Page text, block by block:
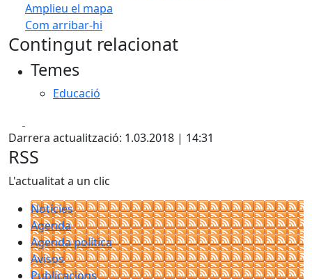
Amplieu el mapa
Com arribar-hi
+
Contingut relacionat
Temes
Educació
Darrera actualització: 1.03.2018 | 14:31
RSS
L'actualitat a un clic
Notícies
Agenda
Agenda política
Avisos
Publicacions